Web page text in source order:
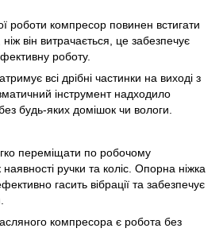
роботи компресор повинен встигати
він витрачається, це забезпечує
роботу.
всі дрібні частинки на виході з
інструмент надходило
будь-яких домішок чи вологи.
переміщати по робочому
ручки та коліс. Опорна ніжка
гасить вібрації та забезпечує
компресора є робота без